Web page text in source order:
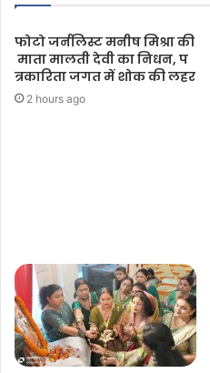
फोटो जर्नलिस्ट मनीष मिश्रा की
माता मालती देवी का निधन, प
त्रकारिता जगत में शोक की लहर
2 hours ago